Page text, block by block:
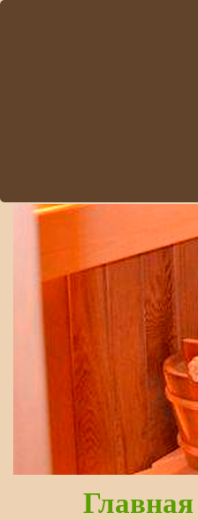
Главная